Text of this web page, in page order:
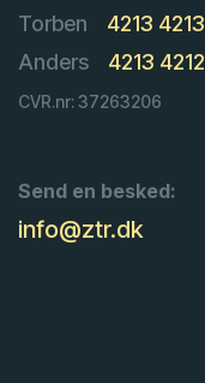
Torben
4213 4213
Anders
4213 4212
CVR.nr: 37263206
Send en besked:
info@ztr.dk